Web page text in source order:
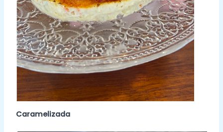
Caramelizada